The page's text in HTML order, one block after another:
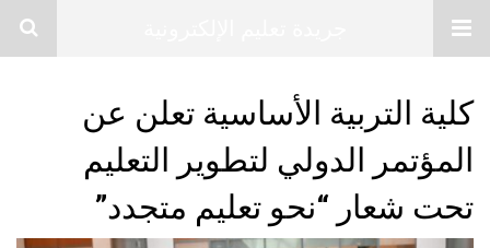
كلية التربية الأساسية تعلن عن
المؤتمر الدولي لتطوير التعليم
تحت شعار “نحو تعليم متجدد”